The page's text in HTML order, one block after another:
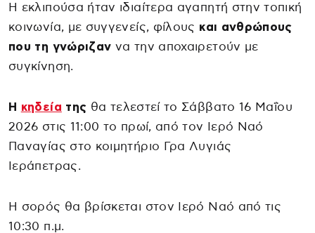
Η εκλιπούσα ήταν ιδιαίτερα αγαπητή στην τοπική
κοινωνία, με συγγενείς, φίλους και ανθρώπους
που τη γνώριζαν να την αποχαιρετούν με
συγκίνηση.
Η κηδεία της θα τελεστεί το Σάββατο 16 Μαΐου
2026 στις 11:00 το πρωί, από τον Ιερό Ναό
Παναγίας στο κοιμητήριο Γρα Λυγιάς
Ιεράπετρας.
Η σορός θα βρίσκεται στον Ιερό Ναό από τις
10:30 π.μ.